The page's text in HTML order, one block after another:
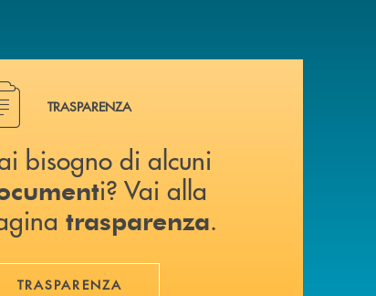
bisogno di alcuni document i? Vai alla pagina
TRASPARENZA
bisogno di alcuni
i? Vai alla
trasparenza.
TRASPARENZA